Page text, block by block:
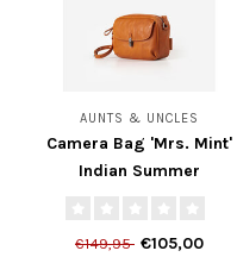
AUNTS & UNCLES
Camera Bag 'Mrs. Mint'
Indian Summer
€149,95 €105,00